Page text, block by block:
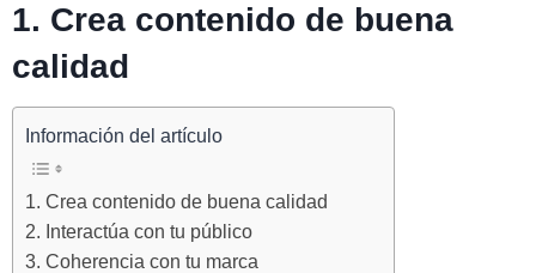
1. Crea contenido de buena
calidad
Información del artículo
1. Crea contenido de buena calidad
2. Interactúa con tu público
3. Coherencia con tu marca